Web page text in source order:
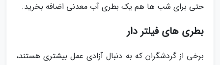
حتی برای شب ها هم یک بطری آب معدنی اضافه بخرید.
بطری های فیلتر دار
برخی از گردشگران که به دنبال آزادی عمل بیشتری هستند،